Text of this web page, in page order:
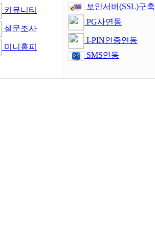
커뮤니티
설문조사
미니홈피
보안서버(SSL)구축
PG사연동
I-PIN인증연동
SMS연동